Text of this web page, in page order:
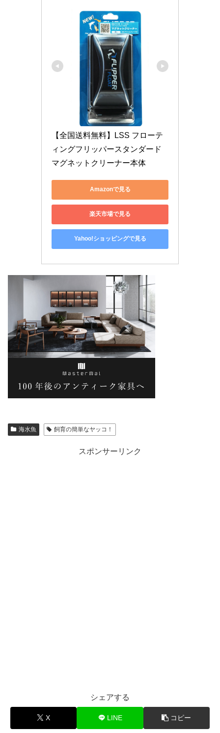
【全国送料無料】LSS フローテ
ィングフリッパースタンダード
マグネットクリーナー本体
Amazonで見る
楽天市場で見る
Yahoo!ショッピングで見る
海水魚 飼育の簡単なヤッコ！
スポンサーリンク
シェアする
X LINE コピー